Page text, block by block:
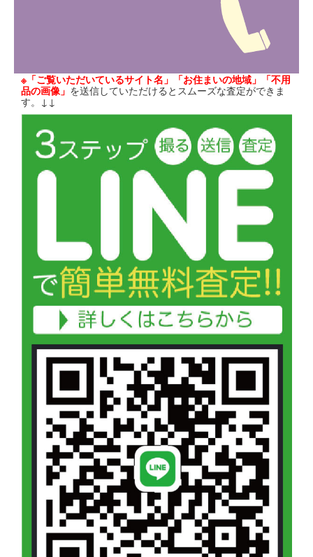
※「ご覧いただいているサイト名」「お住まいの地域」「不用
品の画像」 を送信していただけるとスムーズな査定ができま
す。↓↓